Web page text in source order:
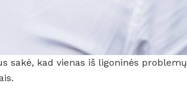
sakė, kad vienas iš ligoninės problemų